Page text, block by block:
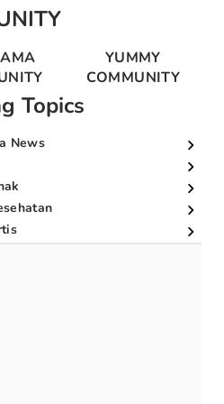
YUMMY
COMMUNITY
Topics
News